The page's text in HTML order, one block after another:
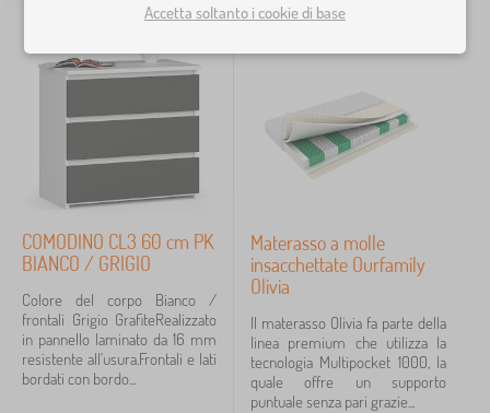
COMODINO CL3 60 cm PK
BIANCO / GRIGIO
Colore del corpo Bianco /
frontali Grigio GrafiteRealizzato
in pannello laminato da 16 mm
resistente all'usura.Frontali e lati
bordati con bordo...
Materasso a molle
insacchettate Ourfamily
Olivia
Il materasso Olivia fa parte della
linea premium che utilizza la
tecnologia Multipocket 1000, la
quale offre un supporto
puntuale senza pari grazie...
Accetta soltanto i cookie di base